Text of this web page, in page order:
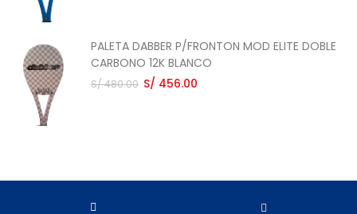
PALETA DABBER P/FRONTON MOD ELITE DOBLE
CARBONO 12K BLANCO
S/ 480.00 S/ 456.00